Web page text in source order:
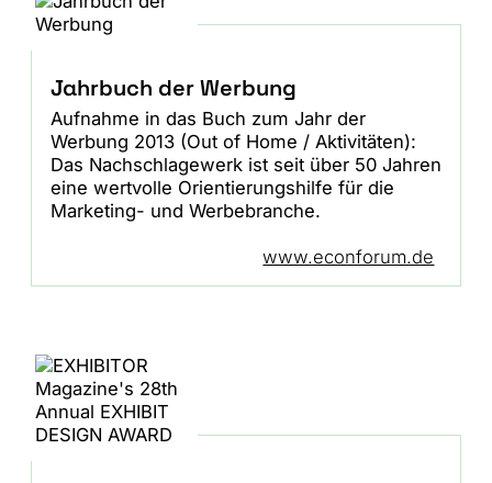
Jahrbuch der Werbung
Aufnahme in das Buch zum Jahr der
Werbung 2013 (Out of Home / Aktivitäten):
Das Nachschlagewerk ist seit über 50 Jahren
eine wertvolle Orientierungshilfe für die
Marketing- und Werbebranche.
www.econforum.de